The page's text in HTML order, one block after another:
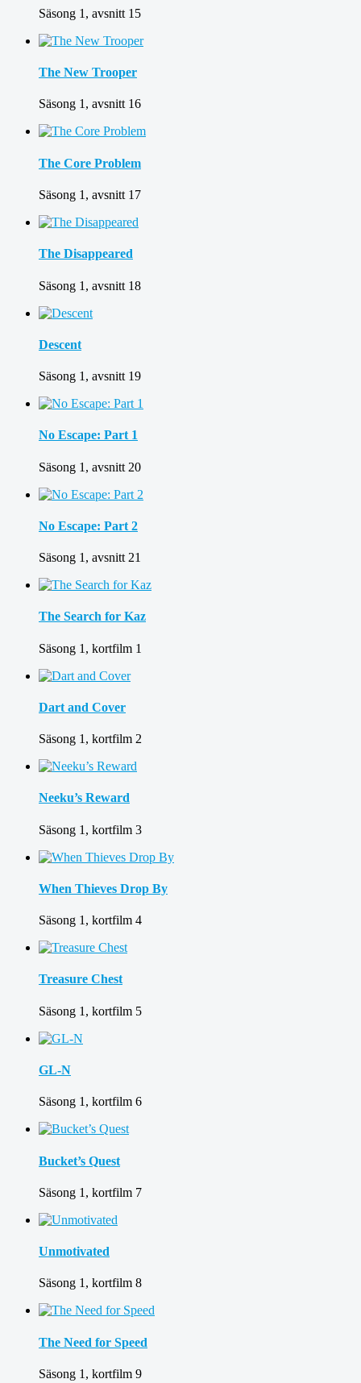
Säsong 1, avsnitt 15
The New Trooper
Säsong 1, avsnitt 16
The Core Problem
Säsong 1, avsnitt 17
The Disappeared
Säsong 1, avsnitt 18
Descent
Säsong 1, avsnitt 19
No Escape: Part 1
Säsong 1, avsnitt 20
No Escape: Part 2
Säsong 1, avsnitt 21
The Search for Kaz
Säsong 1, kortfilm 1
Dart and Cover
Säsong 1, kortfilm 2
Neeku’s Reward
Säsong 1, kortfilm 3
When Thieves Drop By
Säsong 1, kortfilm 4
Treasure Chest
Säsong 1, kortfilm 5
GL-N
Säsong 1, kortfilm 6
Bucket’s Quest
Säsong 1, kortfilm 7
Unmotivated
Säsong 1, kortfilm 8
The Need for Speed
Säsong 1, kortfilm 9